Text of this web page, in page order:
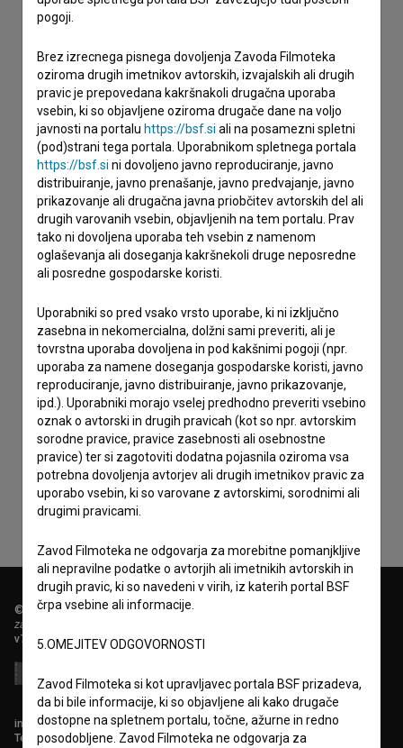
želim dodati podatke
Sprejemam splošne pogojein dajemsoglasje
zbiranje, hrambo in obdelavo osebnih podatkov.
© 2018-2026, Filmoteka,
zavod za širjenje filmske kulture
v7.151.0
info@filmoteka.si
Tehnična pomoč: podpora@bsf.si
pogoji.
Brez izrecnega pisnega dovoljenja Zavoda Filmoteka
oziroma drugih imetnikov avtorskih, izvajalskih ali drugih
pravic je prepovedana kakršnakoli drugačna uporaba
vsebin, ki so objavljene oziroma drugače dane na voljo
javnosti na portalu https://bsf.si ali na posamezni spletni
(pod)strani tega portala. Uporabnikom spletnega portala
https://bsf.si ni dovoljeno javno reproduciranje, javno
distribuiranje, javno prenašanje, javno predvajanje, javno
prikazovanje ali drugačna javna priobčitev avtorskih del ali
drugih varovanih vsebin, objavljenih na tem portalu. Prav
tako ni dovoljena uporaba teh vsebin z namenom
oglaševanja ali doseganja kakršnekoli druge neposredne
ali posredne gospodarske koristi.
Uporabniki so pred vsako vrsto uporabe, ki ni izključno
zasebna in nekomercialna, dolžni sami preveriti, ali je
tovrstna uporaba dovoljena in pod kakšnimi pogoji (npr.
uporaba za namene doseganja gospodarske koristi, javno
reproduciranje, javno distribuiranje, javno prikazovanje,
ipd.). Uporabniki morajo vselej predhodno preveriti vsebino
oznak o avtorski in drugih pravicah (kot so npr. avtorskim
sorodne pravice, pravice zasebnosti ali osebnostne
pravice) ter si zagotoviti dodatna pojasnila oziroma vsa
potrebna dovoljenja avtorjev ali drugih imetnikov pravic za
uporabo vsebin, ki so varovane z avtorskimi, sorodnimi ali
drugimi pravicami.
Zavod Filmoteka ne odgovarja za morebitne pomanjkljive
ali nepravilne podatke o avtorjih ali imetnikih avtorskih in
drugih pravic, ki so navedeni v virih, iz katerih portal BSF
črpa vsebine ali informacije.
5.OMEJITEV ODGOVORNOSTI
Zavod Filmoteka si kot upravljavec portala BSF prizadeva,
da bi bile informacije, ki so objavljene ali kako drugače
dostopne na spletnem portalu, točne, ažurne in redno
posodobljene. Zavod Filmoteka ne odgovarja za